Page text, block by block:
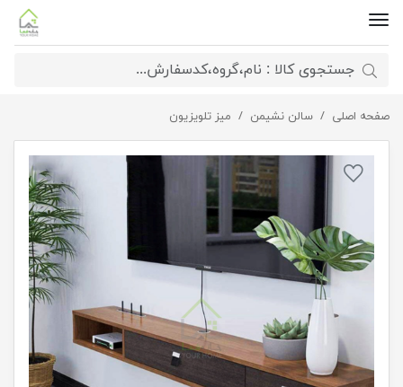
صفحه اصلی سالن نشیمن میز تلویزیون میز تلویزیون دیواری اسپرت